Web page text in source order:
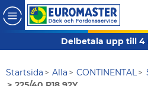
Delbetala upp till 4
Startsida Alla CONTINENTAL